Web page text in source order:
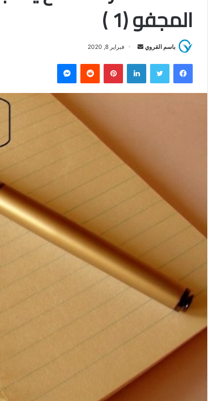
المجفو (1 )
باسم القروي
س
ب
ك
فبراير 8, 2020
فيسبوك لينكدإن بينتيريست